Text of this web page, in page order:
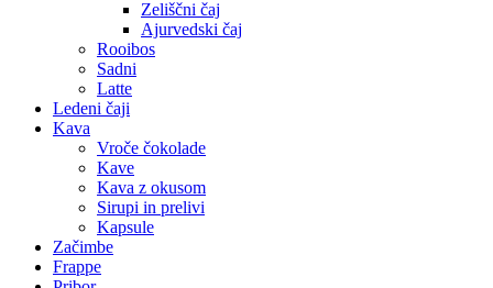
Zeliščni čaj
Ajurvedski čaj
Rooibos
Sadni
Latte
Ledeni čaji
Kava
Vroče čokolade
Kave
Kava z okusom
Sirupi in prelivi
Kapsule
Začimbe
Frappe